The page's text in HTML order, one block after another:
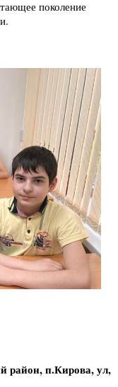
поколение
район, п.Кирова, ул,